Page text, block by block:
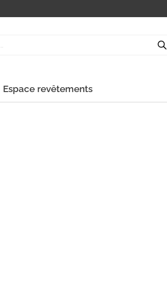
Espace revêtements